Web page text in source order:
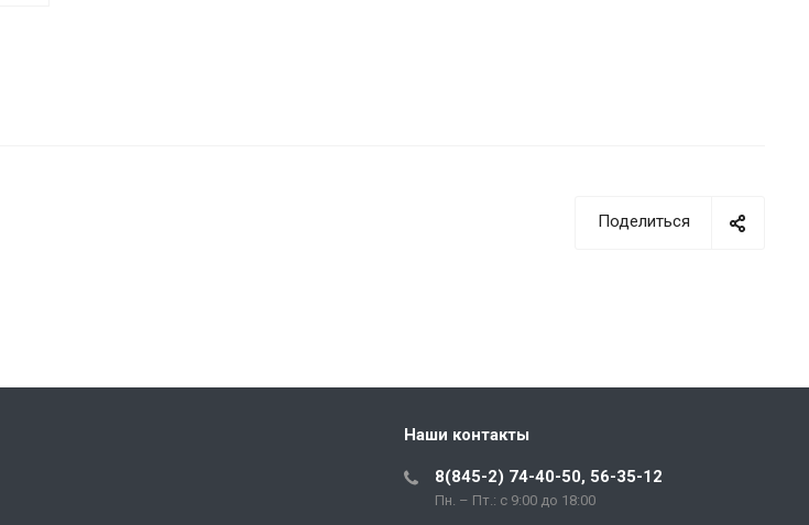
Поделиться
Наши контакты
8(845-2) 74-40-50, 56-35-12
Пн. – Пт.: с 9:00 до 18:00